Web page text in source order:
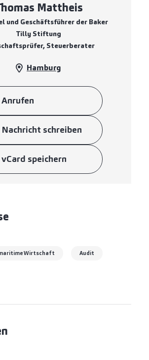
Mattheis
und Geschäftsführer der Baker
Tilly Stiftung
Steuerberater
Hamburg
Anrufen
Nachricht schreiben
vCard speichern
Wirtschaft Audit